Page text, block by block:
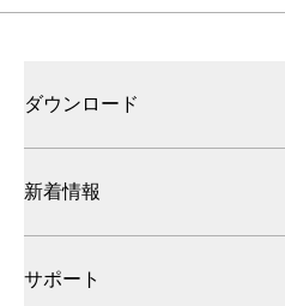
ダウンロード
新着情報
サポート